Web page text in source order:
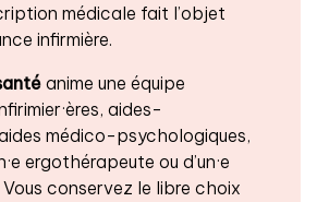
médicale fait l’objet
infirmière.
anime une équipe
aides-
médico-psychologiques,
ergothérapeute ou d’un·e
conservez le libre choix